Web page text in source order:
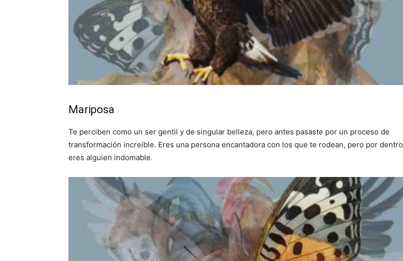
Mariposa
Te perciben como un ser gentil y de singular belleza, pero antes pasaste por un proceso de
transformación increíble. Eres una persona encantadora con los que te rodean, pero por dentro
eres alguien indomable.